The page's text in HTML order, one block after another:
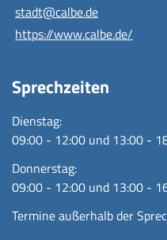
stadt@calbe.de
https://www.calbe.de/
Sprechzeiten
Dienstag:
09:00 - 12:00 und 13:00 -
Donnerstag:
09:00 - 12:00 und 13:00 -
Termine außerhalb der